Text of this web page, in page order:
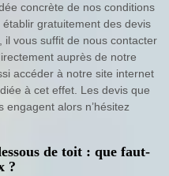
concrète de nos conditions
gratuitement des devis
il vous suffit de nous contacter
auprès de notre
accéder à notre site internet
à cet effet. Les devis que
engagent alors n’hésitez
de toit : que faut-
?